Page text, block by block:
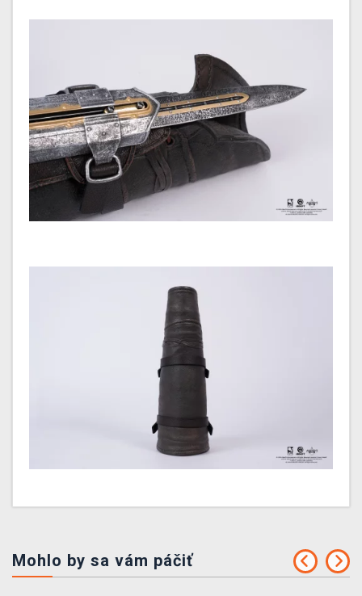
Mohlo by sa vám páčiť